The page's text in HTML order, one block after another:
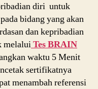
diri untuk
bidang yang akan
dan kepribadian
melaluiTes BRAIN
waktu 5 Menit
sertifikatnya
menambah referensi